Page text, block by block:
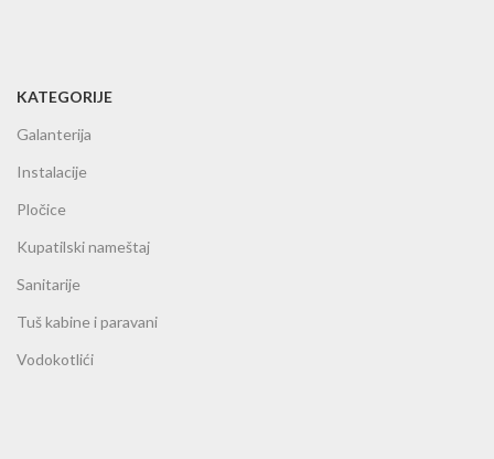
KATEGORIJE
Galanterija
Instalacije
Pločice
Kupatilski nameštaj
Sanitarije
Tuš kabine i paravani
Vodokotlići